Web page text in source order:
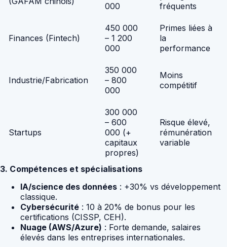
000
fréquents
Finances (Fintech)
450 000
– 1 200
000
Primes liées à
la
performance
Industrie/Fabrication
350 000
– 800
000
Moins
compétitif
Startups
300 000
– 600
000 (+
capitaux
propres)
Risque élevé,
rémunération
variable
3. Compétences et spécialisations
IA/science des données : +30% vs développement
classique.
Cybersécurité : 10 à 20% de bonus pour les
certifications (CISSP, CEH).
Nuage (AWS/Azure) : Forte demande, salaires
élevés dans les entreprises internationales.